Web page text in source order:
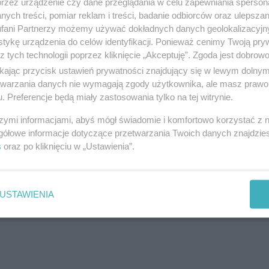
naszym regionie, ale zasugerował też, że
Większość Saudyjczyków jeździ na wakacje
urlop. Jednak wizyta nie
możemy dać Saudyjczykom, którzy
turystycznym.
ofertą wspólnie, bo w pojedynkę nie mają
treści, pomiar reklam i treści, badanie odbiorców oraz
Partnerzy możemy używać dokładnych danych
urządzenia do celów identyfikacji. Ponieważ cenimy Twoją
tych technologii poprzez kliknięcie „Akceptuję”. Zgoda jest
przycisk ustawień prywatności znajdujący się w lewym
danych nie wymagają zgody użytkownika, ale masz
Preferencje będą miały zastosowania tylko na tej witrynie.
informacjami, abyś mógł świadomie i komfortowo korzystać z
informacje dotyczące przetwarzania Twoich danych
oraz po kliknięciu w „Ustawienia”.
USTAWIENIA